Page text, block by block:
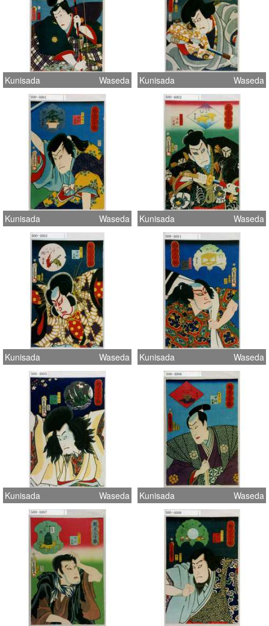
Kunisada Waseda Kunisada Waseda
Kunisada Waseda Kunisada Waseda
Kunisada Waseda Kunisada Waseda
Kunisada Waseda Kunisada Waseda